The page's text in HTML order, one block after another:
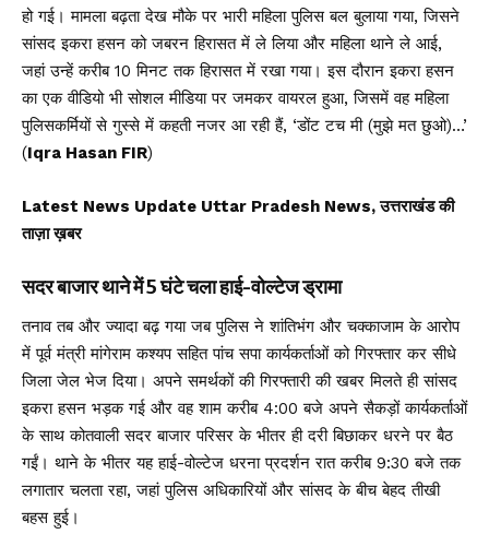
हो गई। मामला बढ़ता देख मौके पर भारी महिला पुलिस बल बुलाया गया, जिसने
सांसद इकरा हसन को जबरन हिरासत में ले लिया और महिला थाने ले आई,
जहां उन्हें करीब 10 मिनट तक हिरासत में रखा गया। इस दौरान इकरा हसन
का एक वीडियो भी सोशल मीडिया पर जमकर वायरल हुआ, जिसमें वह महिला
पुलिसकर्मियों से गुस्से में कहती नजर आ रही हैं, ‘डोंट टच मी (मुझे मत छुओ)…’
(Iqra Hasan FIR)
Latest News Update Uttar Pradesh News, उत्तराखंड की
ताज़ा ख़बर
सदर बाजार थाने में 5 घंटे चला हाई-वोल्टेज ड्रामा
तनाव तब और ज्यादा बढ़ गया जब पुलिस ने शांतिभंग और चक्काजाम के आरोप
में पूर्व मंत्री मांगेराम कश्यप सहित पांच सपा कार्यकर्ताओं को गिरफ्तार कर सीधे
जिला जेल भेज दिया। अपने समर्थकों की गिरफ्तारी की खबर मिलते ही सांसद
इकरा हसन भड़क गई और वह शाम करीब 4:00 बजे अपने सैकड़ों कार्यकर्ताओं
के साथ कोतवाली सदर बाजार परिसर के भीतर ही दरी बिछाकर धरने पर बैठ
गईं। थाने के भीतर यह हाई-वोल्टेज धरना प्रदर्शन रात करीब 9:30 बजे तक
लगातार चलता रहा, जहां पुलिस अधिकारियों और सांसद के बीच बेहद तीखी
बहस हुई।